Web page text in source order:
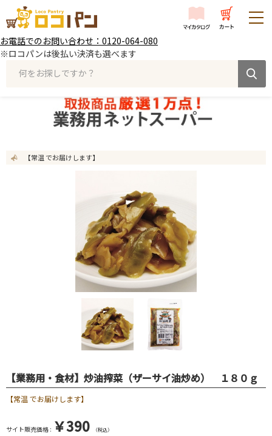
お電話でのお問い合わせ：0120-064-080
※ロコパンは後払い決済も選べます
何をお探しですか？
【常温 でお届けします】
【業務用・食材】炒油搾菜（ザーサイ油炒め） １８０ｇ
【常温 でお届けします】
サイト販売価格 : ￥390 （税込）